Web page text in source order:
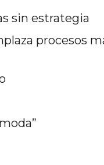
sin estrategia
procesos